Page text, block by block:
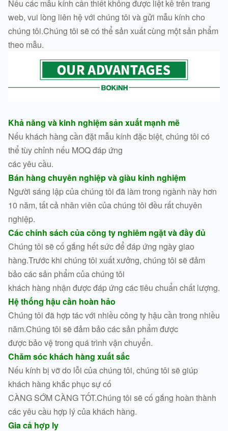
Nếu các mẫu kính cần thiết không được liệt kê trên trang
web, vui lòng liên hệ với chúng tôi và gửi mẫu kính cho
chúng tôi.Chúng tôi sẽ có thể sản xuất cùng một sản phẩm
theo mẫu.
Khả năng và kinh nghiệm sản xuất mạnh mẽ
Nếu khách hàng cần đặt mẫu kính đặc biệt, chúng tôi có
thể tùy chỉnh nếu MOQ đáp ứng
các yêu cầu.
Bán hàng chuyên nghiệp và giàu kinh nghiệm
Người sáng lập của chúng tôi đã làm trong ngành này hơn
10 năm, tất cả nhân viên của chúng tôi đều rất chuyên
nghiệp.
Các chính sách của công ty nghiêm ngặt và đầy đủ
Chúng tôi sẽ cố gắng hết sức để đáp ứng ngày giao
hàng.Trước khi chúng tôi xuất xưởng, chúng tôi sẽ đảm
bảo các sản phẩm của chúng tôi
khách hàng nhận được đáp ứng các tiêu chuẩn chất lượng.
Hệ thống hậu cần hoàn hảo
Chúng tôi đã hợp tác với nhiều công ty hậu cần trong nhiều
năm.Chúng tôi sẽ đảm bảo các sản phẩm được
được bảo vệ trong quá trình vận chuyển.
Chăm sóc khách hàng xuất sắc
Nếu kính bị vỡ do lỗi của chúng tôi, chúng tôi sẽ giúp
khách hàng khắc phục sự cố
CÀNG SỚM CÀNG TỐT.Chúng tôi sẽ cố gắng hoàn thành
các yêu cầu hợp lý của khách hàng.
Gia cả hợp ly